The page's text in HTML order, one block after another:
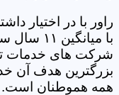
راور با در اختیار
با
شرکت های خدمات
بزرگترین هدف آن
همه هموطنان است.